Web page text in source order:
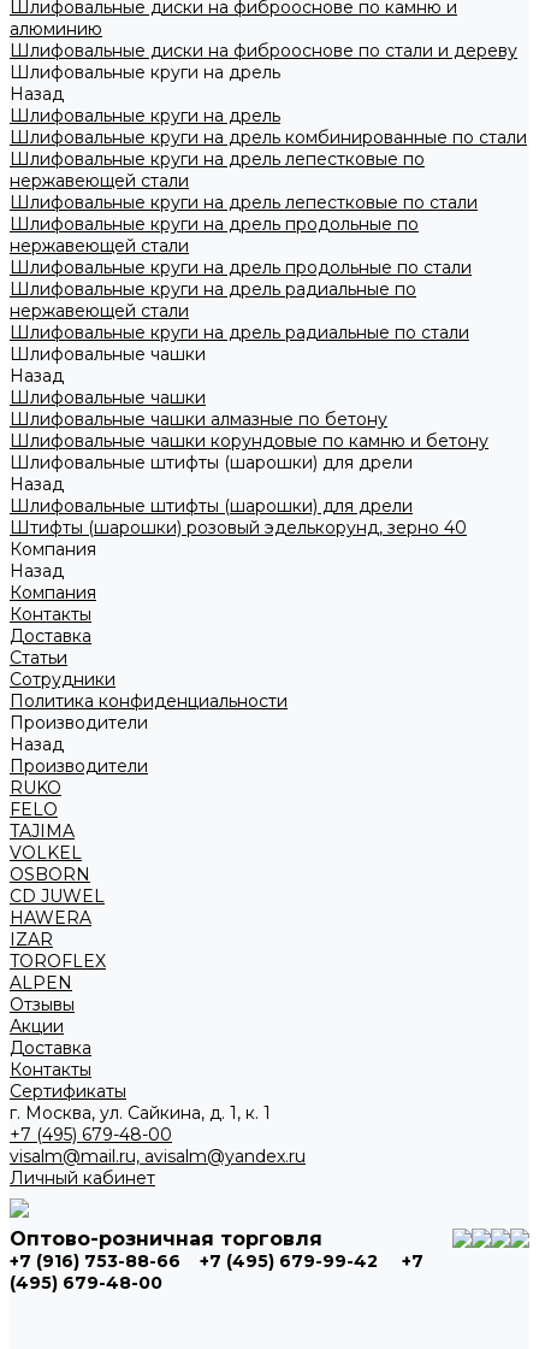
Шлифовальные диски на фиброоснове по камню и
алюминию
Шлифовальные диски на фиброоснове по стали и дереву
Шлифовальные круги на дрель
Назад
Шлифовальные круги на дрель
Шлифовальные круги на дрель комбинированные по стали
Шлифовальные круги на дрель лепестковые по
нержавеющей стали
Шлифовальные круги на дрель лепестковые по стали
Шлифовальные круги на дрель продольные по
нержавеющей стали
Шлифовальные круги на дрель продольные по стали
Шлифовальные круги на дрель радиальные по
нержавеющей стали
Шлифовальные круги на дрель радиальные по стали
Шлифовальные чашки
Назад
Шлифовальные чашки
Шлифовальные чашки алмазные по бетону
Шлифовальные чашки корундовые по камню и бетону
Шлифовальные штифты (шарошки) для дрели
Назад
Шлифовальные штифты (шарошки) для дрели
Штифты (шарошки) розовый эделькорунд, зерно 40
Компания
Назад
Компания
Контакты
Доставка
Статьи
Сотрудники
Политика конфиденциальности
Производители
Назад
Производители
RUKO
FELO
TAJIMA
VOLKEL
OSBORN
CD JUWEL
HAWERA
IZAR
TOROFLEX
ALPEN
Отзывы
Акции
Доставка
Контакты
Сертификаты
г. Москва, ул. Сайкина, д. 1, к. 1
+7 (495) 679-48-00
visalm@mail.ru, avisalm@yandex.ru
Личный кабинет
Оптово-розничная торговля
+7 (916) 753-88-66 +7 (495) 679-99-42
+7
(495) 679-48-00